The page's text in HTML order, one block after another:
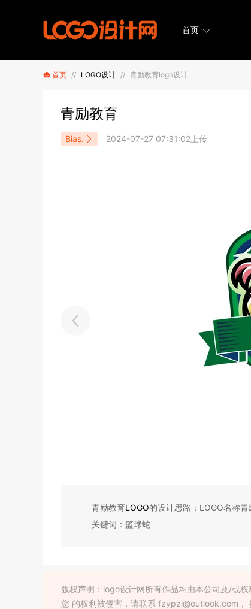
首页
首页 // LOGO设计 // 青励教育logo设计
青励教育
Bias. 2024-07-27 07:31:02上传
青励教育LOGO的设计思路：LOGO名称
关键词：篮球蛇
版权声明：logo设计网所有作品均由本公司及/或
您 的权利被侵害，请联系 fzypzl@outlook.com，